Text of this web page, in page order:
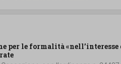
per le formalità